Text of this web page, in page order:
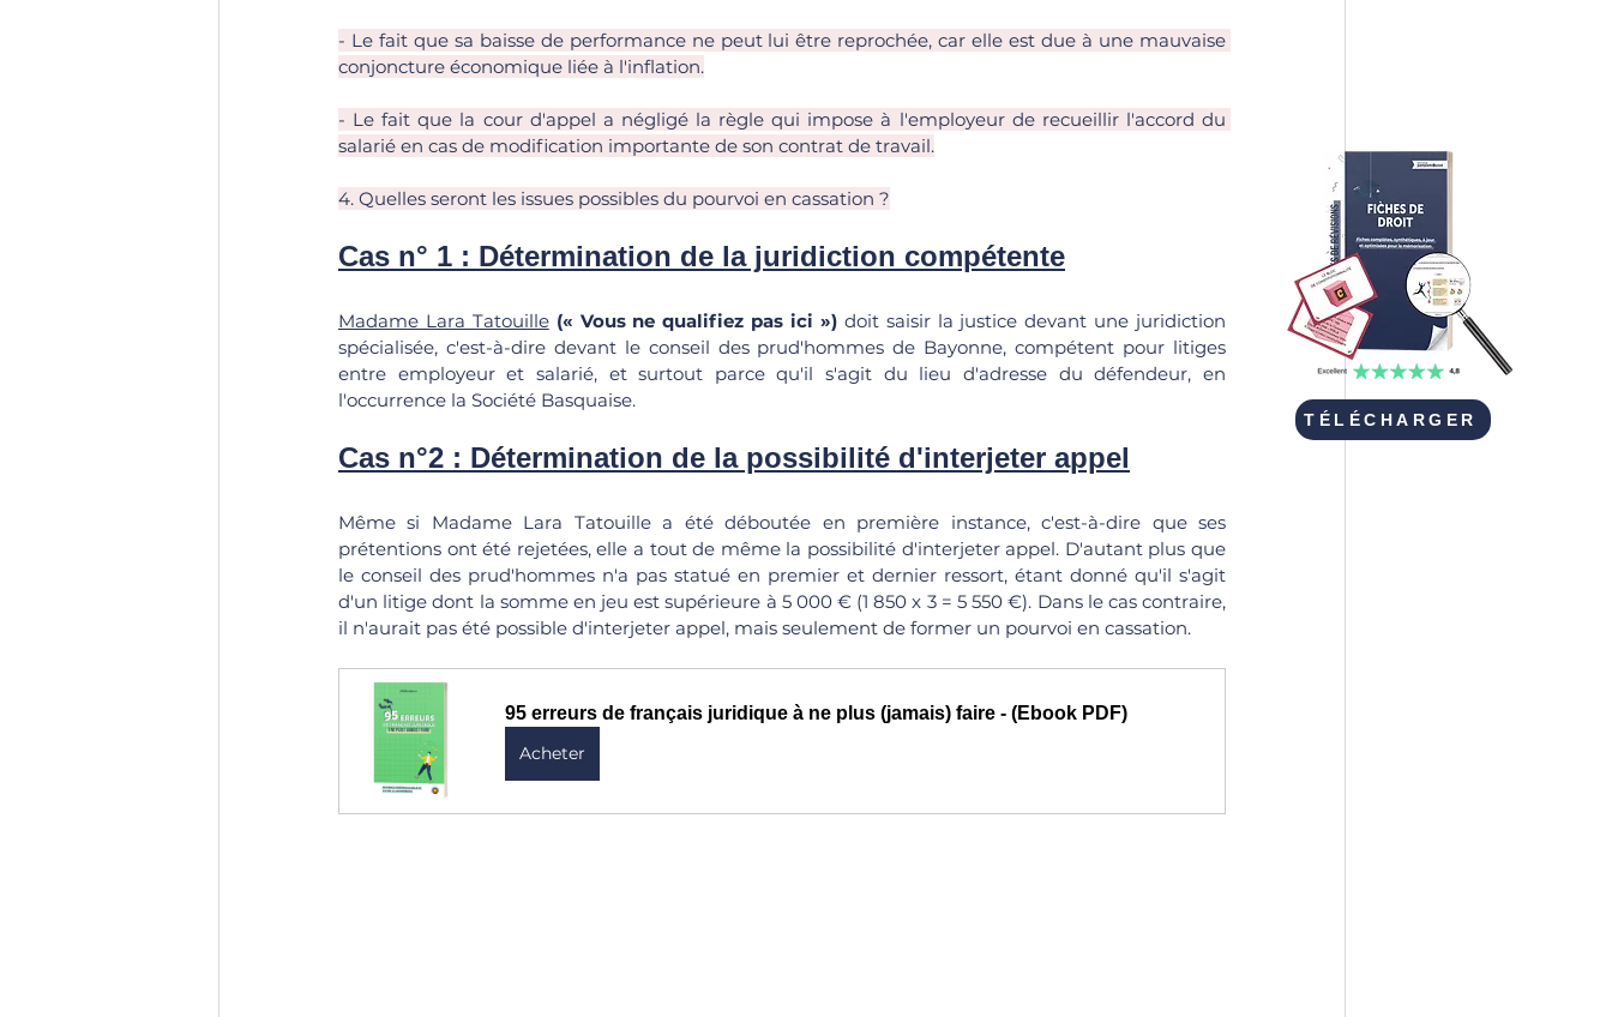
- Le fait que sa baisse de performance ne peut lui être reprochée, car elle est due à une mauvaise
conjoncture économique liée à l'inflation.
- Le fait que la cour d'appel a négligé la règle qui impose à l'employeur de recueillir l'accord du
salarié en cas de modification importante de son contrat de travail.
4. Quelles seront les issues possibles du pourvoi en cassation ?
Cas n° 1 : Détermination de la juridiction compétente
Madame Lara Tatouille (« Vous ne qualifiez pas ici ») doit saisir la justice devant une juridiction
spécialisée, c'est-à-dire devant le conseil des prud'hommes de Bayonne, compétent pour litiges
entre employeur et salarié, et surtout parce qu'il s'agit du lieu d'adresse du défendeur, en
l'occurrence la Société Basquaise.
Cas n°2 : Détermination de la possibilité d'interjeter appel
Même si Madame Lara Tatouille a été déboutée en première instance, c'est-à-dire que ses
prétentions ont été rejetées, elle a tout de même la possibilité d'interjeter appel. D'autant plus que
le conseil des prud'hommes n'a pas statué en premier et dernier ressort, étant donné qu'il s'agit
d'un litige dont la somme en jeu est supérieure à 5 000 € (1 850 x 3 = 5 550 €). Dans le cas contraire,
il n'aurait pas été possible d'interjeter appel, mais seulement de former un pourvoi en cassation.
95 erreurs de français juridique à ne plus (jamais) faire - (Ebook PDF)
Acheter
TÉLÉCHARGER